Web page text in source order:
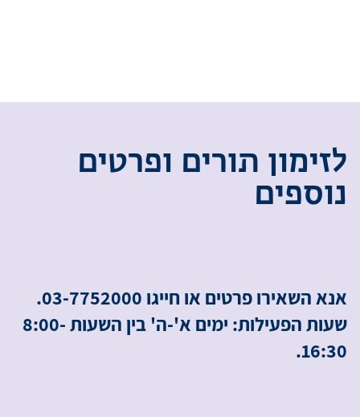
לזימון תורים ופרטים
נוספים
אנא השאירו פרטים או חייגו 03-7752000.
שעות הפעילות: ימים א'-ה' בין השעות 8:00-
16:30.